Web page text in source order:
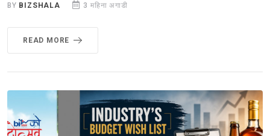
BY BIZSHALA 3 महिना अगाडी
READ MORE